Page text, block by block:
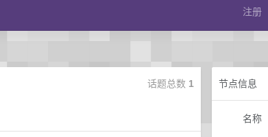
注册
话题总数 1 节点信息
名称